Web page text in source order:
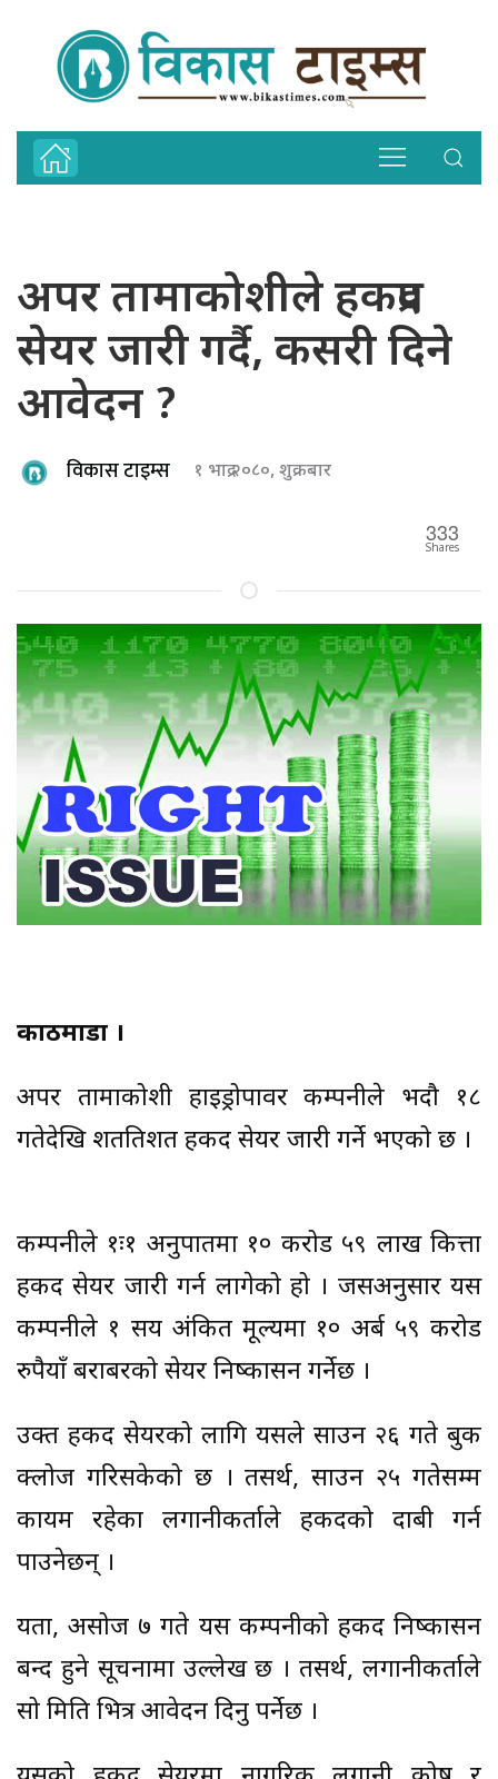
अपर तामाकोशीले हकप्रद
सेयर जारी गर्दै, कसरी दिने
आवेदन ?
विकास टाइम्स १ भाद्र २०८०, शुक्रबार
333
Shares
काठमाडौं ।
अपर तामाकोशी हाइड्रोपावर कम्पनीले भदौ १८
गतेदेखि शतप्रतिशत हकप्रद सेयर जारी गर्ने भएको छ ।
कम्पनीले १ः१ अनुपातमा १० करोड ५९ लाख कित्ता
हकप्रद सेयर जारी गर्न लागेको हो । जसअनुसार यस
कम्पनीले १ सय अंकित मूल्यमा १० अर्ब ५९ करोड
रुपैयाँ बराबरको सेयर निष्कासन गर्नेछ ।
उक्त हकप्रद सेयरको लागि यसले साउन २६ गते बुक
क्लोज गरिसकेको छ । तसर्थ, साउन २५ गतेसम्म
कायम रहेका लगानीकर्ताले हकप्रदको दाबी गर्न
पाउनेछन् ।
यता, असोज ७ गते यस कम्पनीको हकप्रद निष्कासन
बन्द हुने सूचनामा उल्लेख छ । तसर्थ, लगानीकर्ताले
सो मिति भित्र आवेदन दिनु पर्नेछ ।